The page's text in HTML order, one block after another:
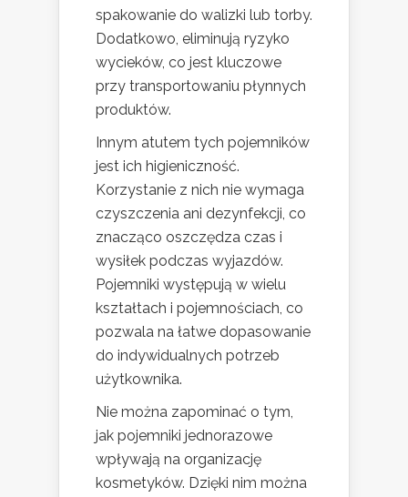
spakowanie do walizki lub torby.
Dodatkowo, eliminują ryzyko
wycieków, co jest kluczowe
przy transportowaniu płynnych
produktów.
Innym atutem tych pojemników
jest ich higieniczność.
Korzystanie z nich nie wymaga
czyszczenia ani dezynfekcji, co
znacząco oszczędza czas i
wysiłek podczas wyjazdów.
Pojemniki występują w wielu
kształtach i pojemnościach, co
pozwala na łatwe dopasowanie
do indywidualnych potrzeb
użytkownika.
Nie można zapominać o tym,
jak pojemniki jednorazowe
wpływają na organizację
kosmetyków. Dzięki nim można